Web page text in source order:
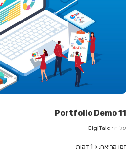
Portfolio Demo 11
על ידי DigiTale
זמן קריאה: < 1 דקות